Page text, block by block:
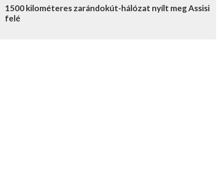
1500 kilométeres zarándokút-hálózat nyílt meg Assisi
felé